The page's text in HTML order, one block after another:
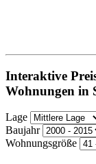
Interaktive
Wohnungen in
Lage
Baujahr
Wohnungsgröße